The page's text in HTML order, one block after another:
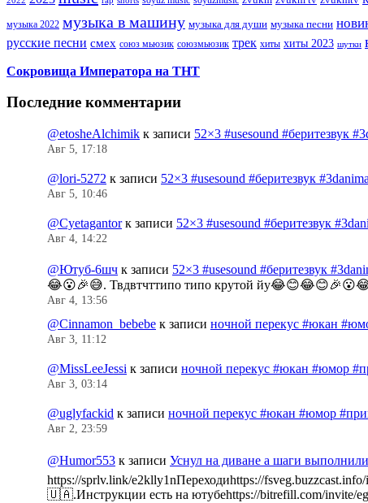
музыка 2022 музыка в машину музыка для души музыка песни
русские песни смех союз мьюзик союзмьюзик трек хиты хиты 2023 шутки
Сокровища Императора на ТНТ
Последние комментарии
@etosheAlchimik к записи 52×3 #usesound #беритезвук
Авг 5, 17:18
@lori-5272 к записи 52×3 #usesound #беритезвук
Авг 5, 10:46
@Cyetagantorк записи 52×3 #usesound #беритезвук
Авг 4, 14:22
@Ютуб-6шч к записи 52×3 #usesound #беритезвук
😂😮🎉😅. Твдвтчттипо типо крутой
Авг 4, 13:56
@Cinnamon_bebebe к записи ночной перекус #юкан
Авг 3, 11:12
@MissLeeJessi к записи ночной перекус #юкан #юмор
Авг 3, 03:14
@uglyfackid к записи ночной перекус #юкан #юмор
Авг 2, 23:59
@Humor553 к записи Уснул на диване а шаги
https://sprlv.link/e2klly1nПереходиhttps://
🇺🇦.Инструкции есть на ютубеhttps://bitrefill.com/invite/